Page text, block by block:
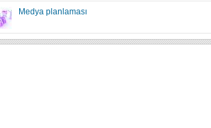
Medya planlaması